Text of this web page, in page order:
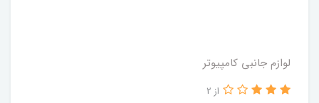
لوازم جانبی کامپیوتر
از 2